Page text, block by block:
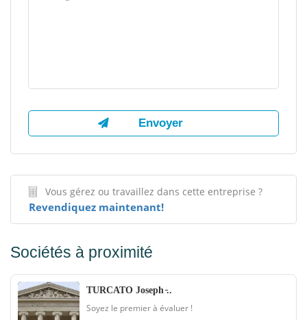
Vous gérez ou travaillez dans cette entreprise ?
Revendiquez maintenant!
Sociétés à proximité
TURCATO Joseph ̵..
Soyez le premier à évaluer !